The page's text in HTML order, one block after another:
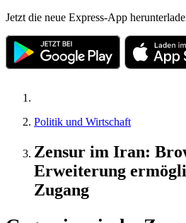
Jetzt die neue Express-App
Politik und Wirtschaft
Zensur im Iran:
Erweiterung
Zugang